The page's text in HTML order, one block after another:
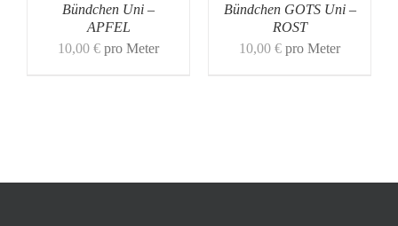
Bündchen Uni –
APFEL
10,00 € pro Meter
Bündchen GOTS Uni –
ROST
10,00 € pro Meter